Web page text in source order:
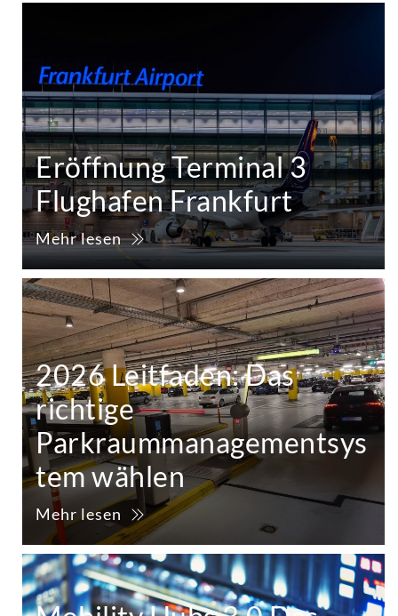
Eröffnung Terminal 3
Flughafen Frankfurt
Mehr lesen
2026 Leitfaden: Das
richtige
Parkraummanagementsys
tem wählen
Mehr lesen